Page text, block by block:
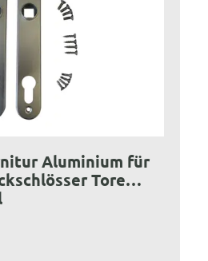
Aluminium für
Tore